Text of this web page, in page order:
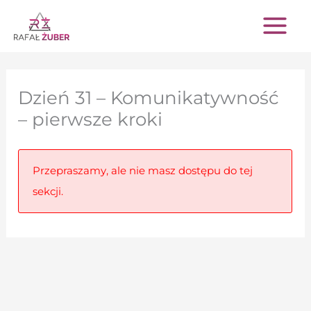
Przejdź
do
Dzień 31 – Komunikatywność
– pierwsze kroki
Przepraszamy, ale nie masz dostępu do tej
sekcji.